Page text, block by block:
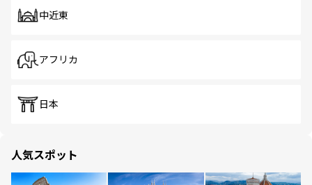
中近東
アフリカ
日本
人気スポット